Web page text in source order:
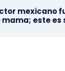
mexicano
este es